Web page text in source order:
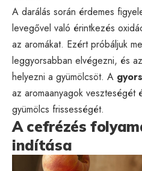
A darálás során érdemes
levegővel való érintkezés
az aromákat. Ezért próbáljuk
leggyorsabban elvégezni, és
helyezni a gyümölcsöt. A
az aromaanyagok veszteségét
gyümölcs frissességét.
A cefrézés
indítása